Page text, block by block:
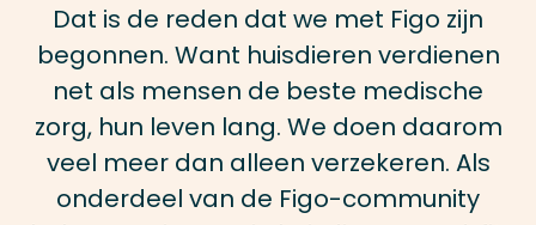
Dat is de reden dat we met Figo zijn
begonnen. Want huisdieren verdienen
net als mensen de beste medische
zorg, hun leven lang. We doen daarom
veel meer dan alleen verzekeren. Als
onderdeel van de Figo-community